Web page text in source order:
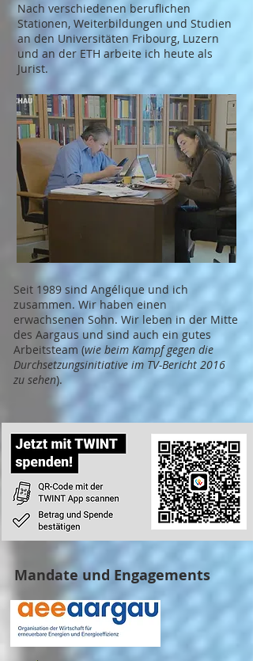
Nach verschiedenen beruflichen
Stationen, Weiterbildungen und Studien
an den Universitäten Fribourg, Luzern
und an der ETH arbeite ich heute als
Jurist.
Seit 1989 sind Angélique und ich
zusammen. Wir haben einen
erwachsenen Sohn. Wir leben in der Mitte
des Aargaus und sind auch ein gutes
Arbeitsteam (wie beim Kampf gegen die
Durchsetzungsinitiative im TV-Bericht 2016
zu sehen).
Mandate und Engagements